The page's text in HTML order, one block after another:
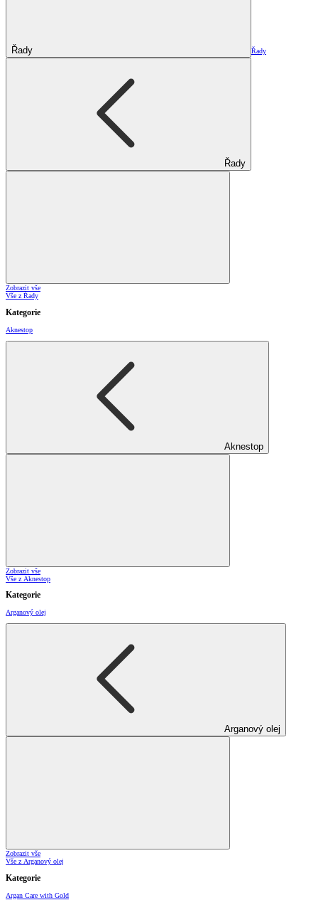
Řady Řady
Řady
Zobrazit vše
Vše z Řady
Kategorie
Aknestop
Aknestop
Zobrazit vše
Vše z Aknestop
Kategorie
Arganový olej
Arganový olej
Zobrazit vše
Vše z Arganový olej
Kategorie
Argan Care with Gold